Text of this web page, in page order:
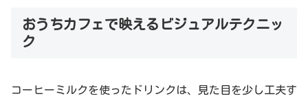
おうちカフェで映えるビジュアルテクニッ
ク
コーヒーミルクを使ったドリンクは、見た目を少し工夫す